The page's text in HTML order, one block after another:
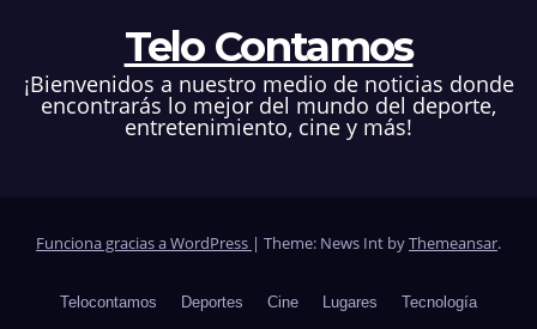
Telo Contamos
¡Bienvenidos a nuestro medio de noticias donde
encontrarás lo mejor del mundo del deporte,
entretenimiento, cine y más!
Funciona gracias a WordPress | Theme: News Int byThemeansar.
Telocontamos Deportes Cine Lugares Tecnología